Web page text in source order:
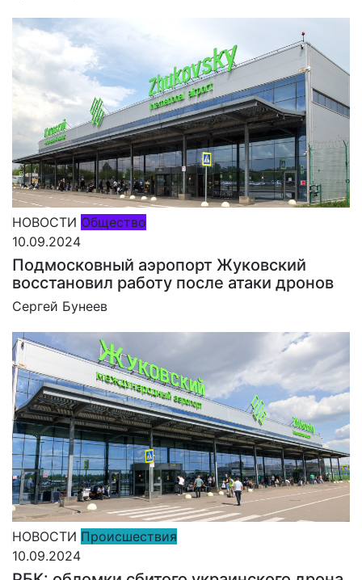
НОВОСТИ Общество
10.09.2024
Подмосковный аэропорт Жуковский
восстановил работу после атаки дронов
Сергей Бунеев
НОВОСТИ Происшествия
10.09.2024